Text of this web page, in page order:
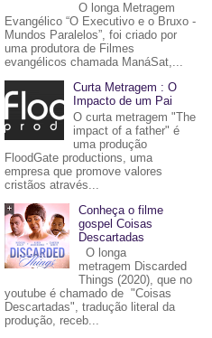
O longa Metragem
Evangélico “O Executivo e o Bruxo -
Mundos Paralelos”, foi criado por
uma produtora de Filmes
evangélicos chamada ManáSat,...
Curta Metragem : O
Impacto de um Pai
O curta metragem "The
impact of a father" é
uma produção
FloodGate productions, uma
empresa que promove valores
cristãos através...
Conheça o filme
gospel Coisas
Descartadas
O longa
metragem Discarded
Things (2020), que no
youtube é chamado de "Coisas
Descartadas", tradução literal da
produção, receb...